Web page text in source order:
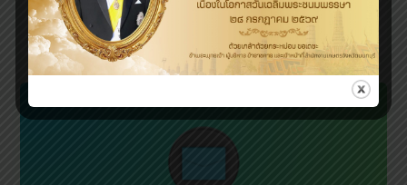
admin_doae/12 พฤศจิกายน 2025